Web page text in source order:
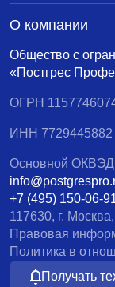
Общество с
«Постгрес
ОГРН
ИНН 7729445882
Основной ОКВЭД
+7 (495) 150-06-
117630, г.
Правовая
Политика в
Получать
О компании